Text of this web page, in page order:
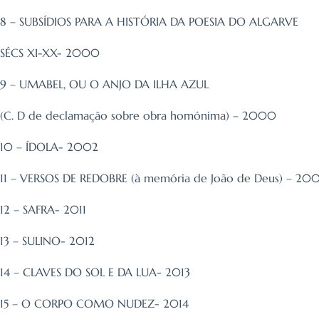
8 – SUBSÍDIOS PARA A HISTÓRIA DA POESIA DO ALGARVE
SÉCS XI-XX- 2000
9 – UMABEL, OU O ANJO DA ILHA AZUL
(C. D de declamação sobre obra homónima) – 2000
10 – ÍDOLA- 2002
11 – VERSOS DE REDOBRE (à memória de João de Deus) –
12 – SAFRA- 2011
13 – SULINO- 2012
14 – CLAVES DO SOL E DA LUA- 2013
15 – O CORPO COMO NUDEZ- 2014